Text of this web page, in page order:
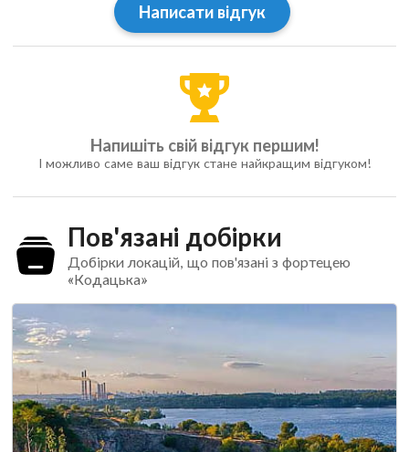
Написати відгук
Напишіть свій відгук першим!
І можливо саме ваш відгук стане найкращим відгуком!
Пов'язані добірки
Добірки локацій, що пов'язані з фортецею
«Кодацька»